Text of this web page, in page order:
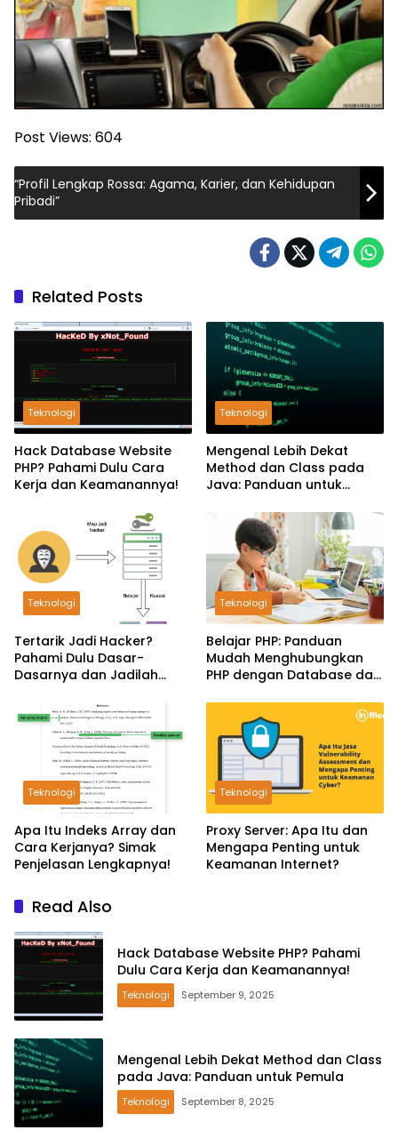
Post Views: 604
“Profil Lengkap Rossa: Agama, Karier, dan Kehidupan
Pribadi”
Related Posts
Teknologi
Hack Database Website
PHP? Pahami Dulu Cara
Kerja dan Keamanannya!
Teknologi
Mengenal Lebih Dekat
Method dan Class pada
Java: Panduan untuk
Teknologi
Tertarik Jadi Hacker?
Pahami Dulu Dasar-
Dasarnya dan Jadilah
Teknologi
Belajar PHP: Panduan
Mudah Menghubungkan
PHP dengan Database dan
Teknologi
Apa Itu Indeks Array dan
Cara Kerjanya? Simak
Penjelasan Lengkapnya!
Teknologi
Proxy Server: Apa Itu dan
Mengapa Penting untuk
Keamanan Internet?
Read Also
Hack Database Website PHP? Pahami
Dulu Cara Kerja dan Keamanannya!
Teknologi September 9, 2025
Mengenal Lebih Dekat Method dan Class
pada Java: Panduan untuk Pemula
Teknologi September 8, 2025